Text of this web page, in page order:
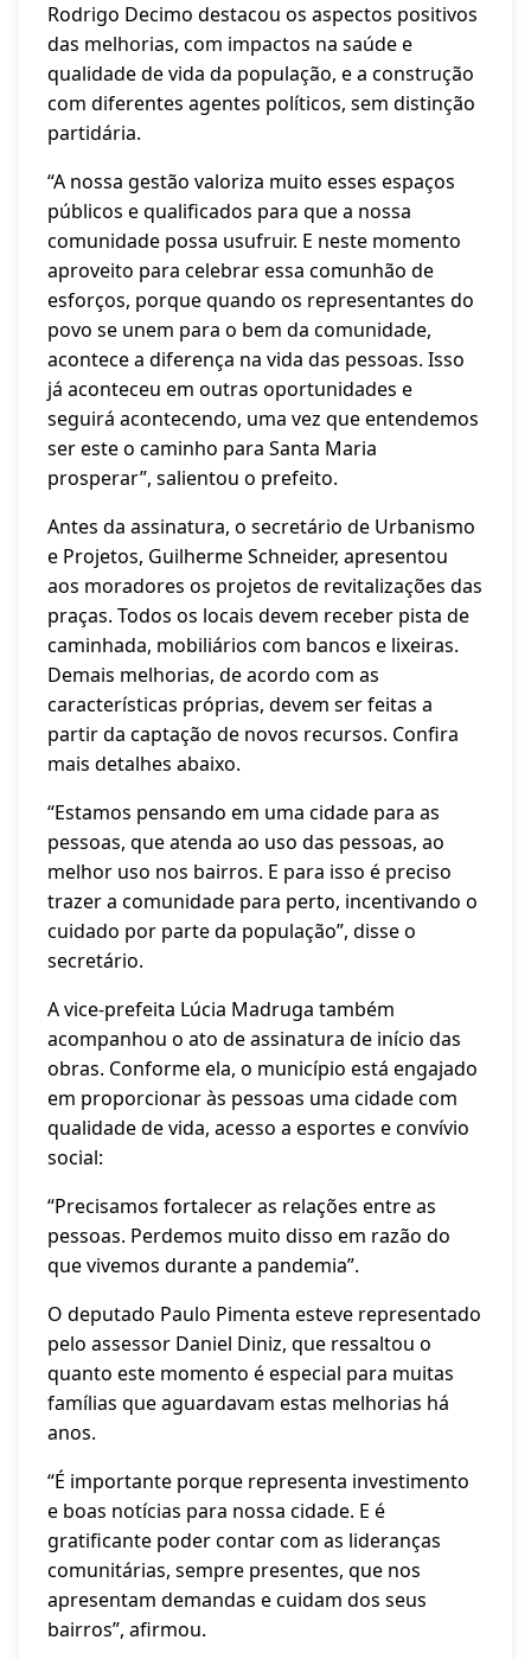
Rodrigo Decimo destacou os aspectos positivos
das melhorias, com impactos na saúde e
qualidade de vida da população, e a construção
com diferentes agentes políticos, sem distinção
partidária.
“A nossa gestão valoriza muito esses espaços
públicos e qualificados para que a nossa
comunidade possa usufruir. E neste momento
aproveito para celebrar essa comunhão de
esforços, porque quando os representantes do
povo se unem para o bem da comunidade,
acontece a diferença na vida das pessoas. Isso
já aconteceu em outras oportunidades e
seguirá acontecendo, uma vez que entendemos
ser este o caminho para Santa Maria
prosperar”, salientou o prefeito.
Antes da assinatura, o secretário de Urbanismo
e Projetos, Guilherme Schneider, apresentou
aos moradores os projetos de revitalizações das
praças. Todos os locais devem receber pista de
caminhada, mobiliários com bancos e lixeiras.
Demais melhorias, de acordo com as
características próprias, devem ser feitas a
partir da captação de novos recursos. Confira
mais detalhes abaixo.
“Estamos pensando em uma cidade para as
pessoas, que atenda ao uso das pessoas, ao
melhor uso nos bairros. E para isso é preciso
trazer a comunidade para perto, incentivando o
cuidado por parte da população”, disse o
secretário.
A vice-prefeita Lúcia Madruga também
acompanhou o ato de assinatura de início das
obras. Conforme ela, o município está engajado
em proporcionar às pessoas uma cidade com
qualidade de vida, acesso a esportes e convívio
social:
“Precisamos fortalecer as relações entre as
pessoas. Perdemos muito disso em razão do
que vivemos durante a pandemia”.
O deputado Paulo Pimenta esteve representado
pelo assessor Daniel Diniz, que ressaltou o
quanto este momento é especial para muitas
famílias que aguardavam estas melhorias há
anos.
“É importante porque representa investimento
e boas notícias para nossa cidade. E é
gratificante poder contar com as lideranças
comunitárias, sempre presentes, que nos
apresentam demandas e cuidam dos seus
bairros”, afirmou.